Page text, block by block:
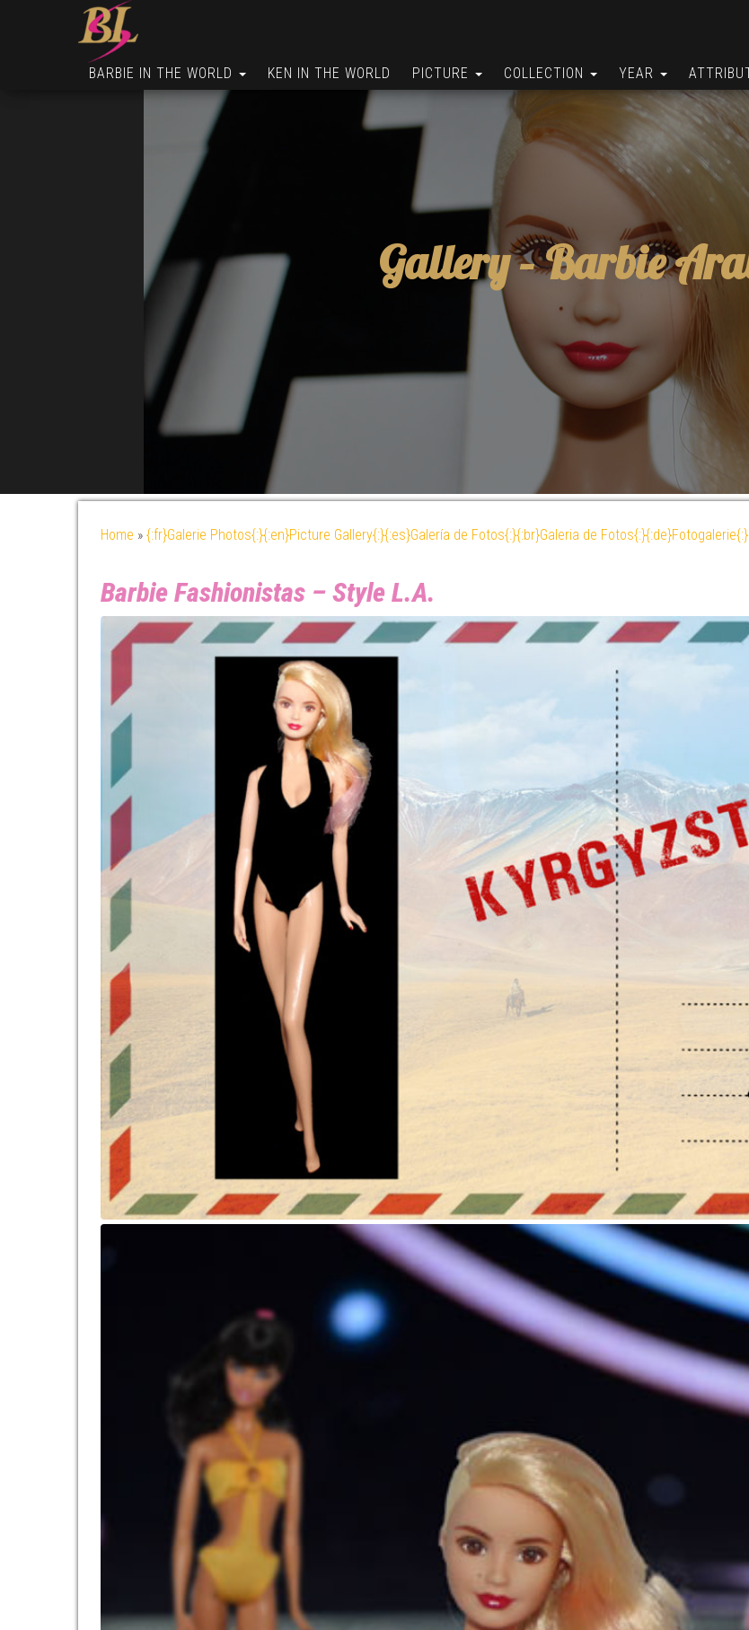
BARBIE IN THE WORLD KEN IN THE WORLD PICTURE COLLECTION YEAR
Gallery –Barbie
Home » {:fr}Galerie Photos{:}{:en}Picture Gallery{:}{:es}Galería de Fotos{:}{:br}Galeria de Fotos{:}{:de}Fotogalerie{:}
Barbie Fashionistas – Style L.A.